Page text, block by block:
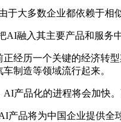
大多数企业都依赖于相
融入其主要产品和服务
历一个关键的经济转型
制造等领域流行起来。
品化的进程将会加快。
品将为中国企业提供全